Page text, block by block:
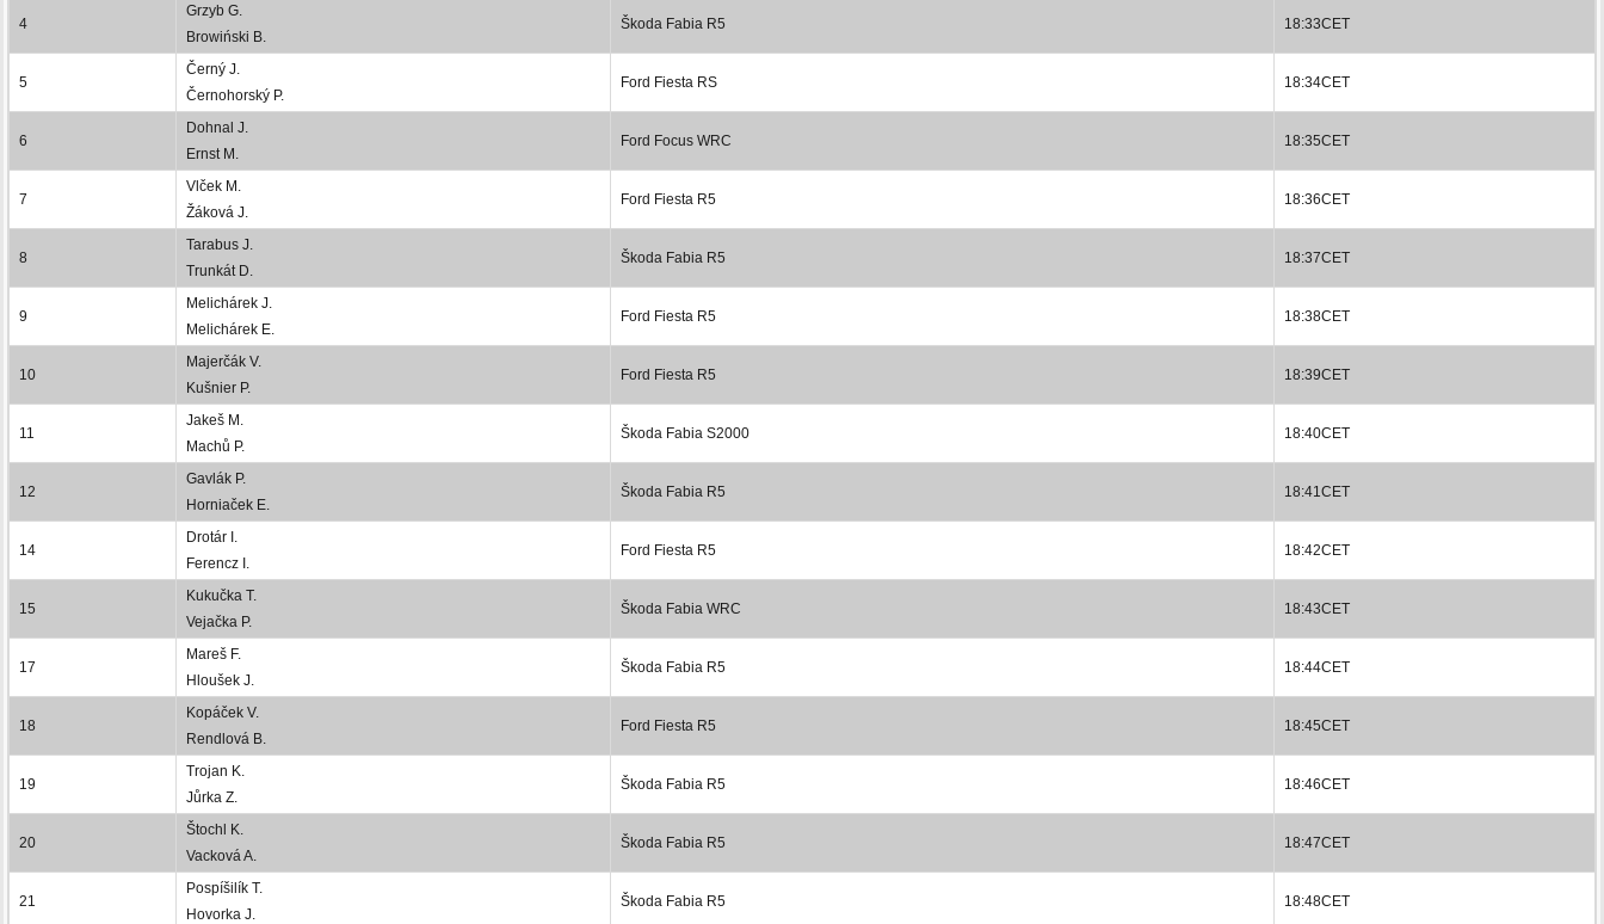
4
Grzyb G.
Browiński B.
Škoda Fabia R5 18:33CET
5
Černý J.
Černohorský P.
Ford Fiesta RS 18:34CET
6
Dohnal J.
Ernst M.
Ford Focus WRC 18:35CET
7
Vlček M.
Žáková J.
Ford Fiesta R5 18:36CET
8
Tarabus J.
Trunkát D.
Škoda Fabia R5 18:37CET
9
Melichárek J.
Melichárek E.
Ford Fiesta R5 18:38CET
10
Majerčák V.
Kušnier P.
Ford Fiesta R5 18:39CET
11
Jakeš M.
Machů P.
Škoda Fabia S2000 18:40CET
12
Gavlák P.
Horniaček E.
Škoda Fabia R5 18:41CET
14
Drotár I.
Ferencz I.
Ford Fiesta R5 18:42CET
15
Kukučka T.
Vejačka P.
Škoda Fabia WRC 18:43CET
17
Mareš F.
Hloušek J.
Škoda Fabia R5 18:44CET
18
Kopáček V.
Rendlová B.
Ford Fiesta R5 18:45CET
19
Trojan K.
Jůrka Z.
Škoda Fabia R5 18:46CET
20
Štochl K.
Vacková A.
Škoda Fabia R5 18:47CET
21
Pospíšilík T.
Hovorka J.
Škoda Fabia R5 18:48CET